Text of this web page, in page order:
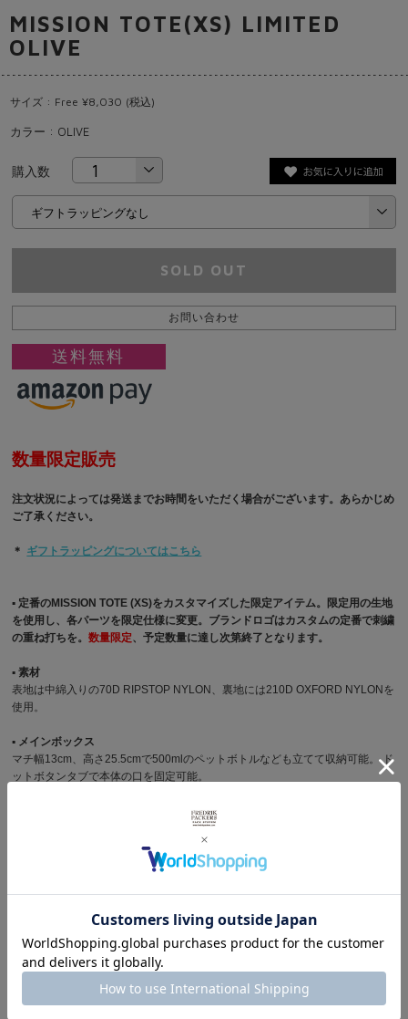
MISSION TOTE(XS) LIMITED
OLIVE
サイズ : Free ¥8,030 (税込)
カラー : OLIVE
購入数
SOLD OUT
お問い合わせ
送料無料
数量限定販売
注文状況によっては発送までお時間をいただく場合がございます。あらかじめ
ご了承ください。
＊ ギフトラッピングについてはこちら
▪︎ 定番のMISSION TOTE (XS)をカスタマイズした限定アイテム。限定用の生地
を使用し、各パーツを限定仕様に変更。ブランドロゴはカスタムの定番で刺繍
の重ね打ちを。 数量限定、予定数量に達し次第終了となります。
▪︎ 素材
表地は中綿入りの70D RIPSTOP NYLON、裏地には210D OXFORD NYLONを
使用。
▪︎ メインボックス
マチ幅13cm、高さ25.5cmで500mlのペットボトルなども立てて収納可能。 ド
ットボタンタブで本体の口を固定可能。
25mm幅のチューブ状ナイロンを使用。 中にウレタンを装備しているので、ソ
背面内側に横幅 13.0cm x 深さ 18.5cmのフラットポケットを装備。
20mm幅コール織りテープを使用。取外し可能。
従来の仕様から “70D RIPSTOP NYLON x 中綿” のコンビで軽くて柔らかい仕